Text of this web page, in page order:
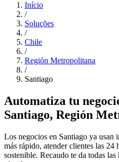
Início
/
Soluções
/
Chile
/
Región Metropolitana
/
Santiago
Automatiza tu
Santiago, Región
Los negocios en Santiago ya
más rápido, atender clientes las 24
sostenible. Recaudo te da todas las